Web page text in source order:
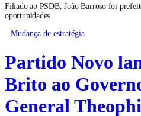
Filiado ao PSDB, João Barroso foi
oportunidades
Mudança de estratégia
Partido Novo
Brito ao
General